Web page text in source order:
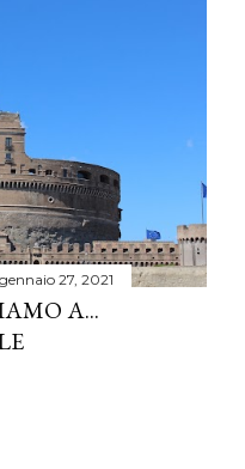
gennaio 27, 2021
A...